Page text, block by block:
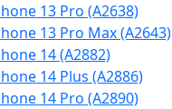
13 Pro (A2638)
13 Pro Max (A2643)
14 (A2882)
14 Plus (A2886)
14 Pro (A2890)